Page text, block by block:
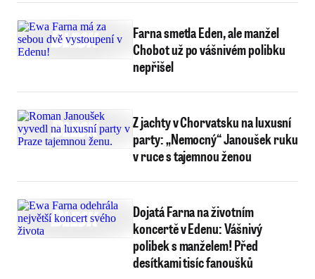
Farna smetla Eden, ale manžel
Chobot už po vášnivém polibku
nepřišel
Z jachty v Chorvatsku na luxusní
party: „Nemocný“ Janoušek ruku
v ruce s tajemnou ženou
Dojatá Farna na životním
koncertě v Edenu: Vášnivý
polibek s manželem! Před
desítkami tisíc fanoušků